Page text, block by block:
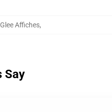
Glee Affiches,
Say